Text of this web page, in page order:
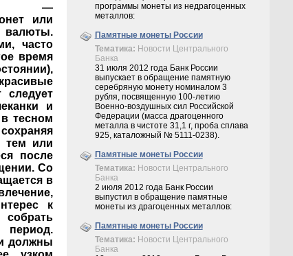
—
или
валюты.
часто
время
следует
и
тесном
тем или
после
Со
в
к
собрать
должны
программы монеты из недрагоценных
металлов:
Памятные монеты России
Тематика: Новости Центрального
Банка
31 июля 2012 года Банк России
выпускает в обращение памятную
серебряную монету номиналом 3
рубля, посвященную 100-летию
Военно-воздушных сил Российской
Федерации (масса драгоценного
металла в чистоте 31,1 г, проба сплава
925, каталожный № 5111-0238).
Памятные монеты России
Тематика: Новости Центрального
Банка
2 июля 2012 года Банк России
выпустил в обращение памятные
монеты из драгоценных металлов:
Памятные монеты России
Тематика: Новости Центрального
Банка